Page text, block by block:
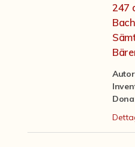
Il progetto Digital
247